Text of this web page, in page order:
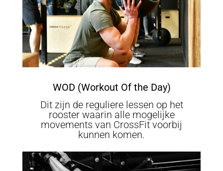
WOD (Workout Of the Day)
Dit zijn de reguliere lessen op het
rooster waarin alle mogelijke
movements van CrossFit voorbij
kunnen komen.